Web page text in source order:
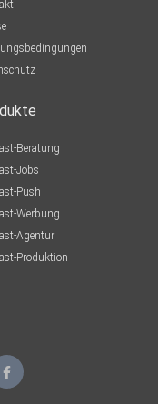
Beratung
Jobs
Push
Werbung
Agentur
Produktion